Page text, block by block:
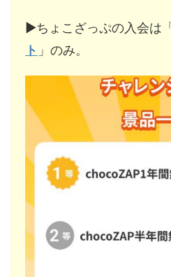
▶︎ちょこざっぷの入会は「
ト 」のみ。